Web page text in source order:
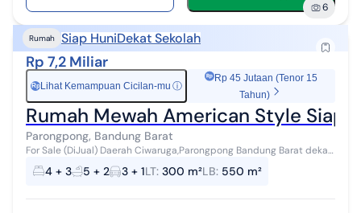
6
Rumah Siap HuniDekat Sekolah
Rp 7,2 Miliar
Rp Lihat Kemampuan Cicilan-mu ⓘ
Rp 45 Jutaan (Tenor 15
Tahun)
Rumah Mewah American Style Siap
Parongpong, Bandung Barat
For Sale (DiJual) Daerah Ciwaruga,Parongpong Bandung Barat dekat
gerlong Rumah American Style komp Parahyangan Permai LT 300m
LB 550m 4 KT 5 ...
4 + 3 5 + 2 3 + 1LT: 300 m²LB: 550 m²